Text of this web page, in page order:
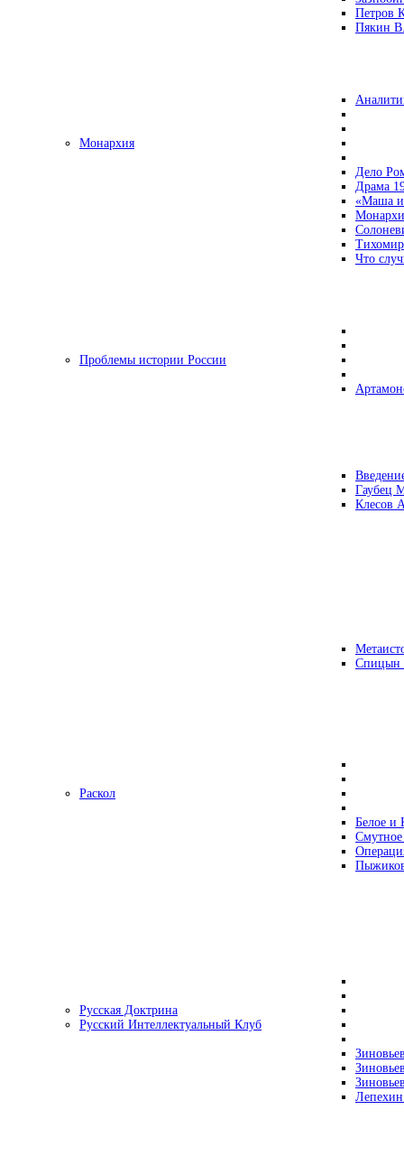
Петров
Пякин
Монархия
Дело
Драма
«Маша и
Что
Проблемы истории России
Гаубец
Клесов
Раскол
Белое и
Русская Доктрина
Русский Интеллектуальный Клуб